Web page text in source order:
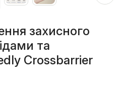
захисного
та
Crossbarrier